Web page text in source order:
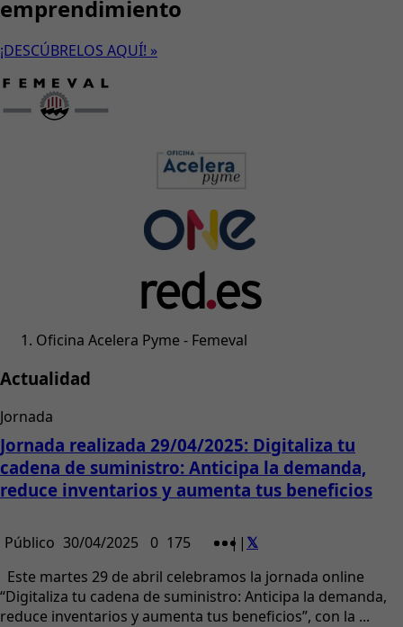
emprendimiento
¡DESCÚBRELOS AQUÍ! »
Oficina Acelera Pyme - Femeval
Actualidad
Jornada
Jornada realizada 29/04/2025: Digitaliza tu
cadena de suministro: Anticipa la demanda,
reduce inventarios y aumenta tus beneficios
Público 30/04/2025 0 175 | |
Este martes 29 de abril celebramos la jornada online
“Digitaliza tu cadena de suministro: Anticipa la demanda,
reduce inventarios y aumenta tus beneficios”, con la ...